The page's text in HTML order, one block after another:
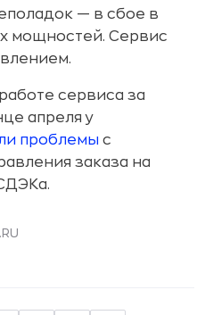
— в сбое в
мощностей. Сервис
сервиса за
апреля у
проблемы с
заказа на